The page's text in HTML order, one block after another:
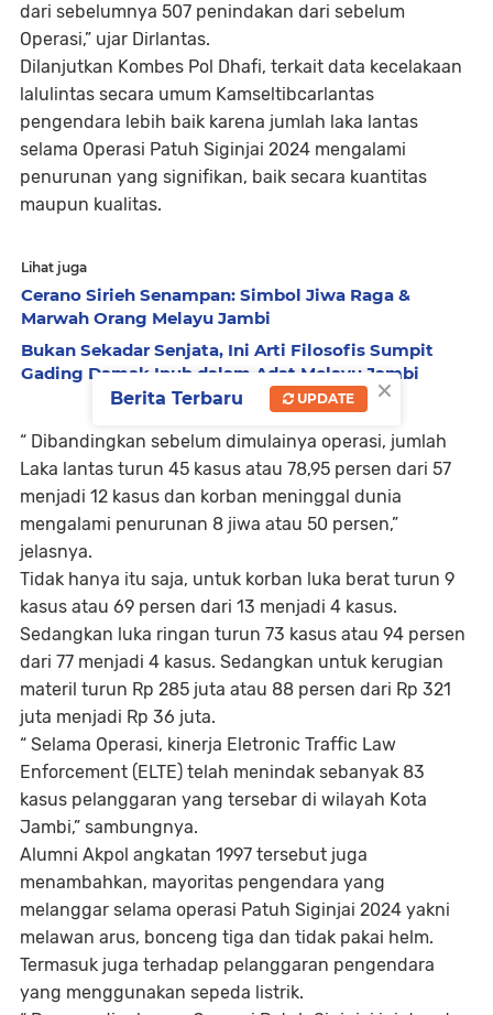
dari sebelumnya 507 penindakan dari sebelum
Operasi,” ujar Dirlantas.
Dilanjutkan Kombes Pol Dhafi, terkait data kecelakaan
lalulintas secara umum Kamseltibcarlantas
pengendara lebih baik karena jumlah laka lantas
selama Operasi Patuh Siginjai 2024 mengalami
penurunan yang signifikan, baik secara kuantitas
maupun kualitas.
Lihat juga
Cerano Sirieh Senampan: Simbol Jiwa Raga &
Marwah Orang Melayu Jambi
Bukan Sekadar Senjata, Ini Arti Filosofis Sumpit
Gading Damak Ipuh dalam Adat Melayu Jambi
“ Dibandingkan sebelum dimulainya operasi, jumlah
Laka lantas turun 45 kasus atau 78,95 persen dari 57
menjadi 12 kasus dan korban meninggal dunia
mengalami penurunan 8 jiwa atau 50 persen,”
jelasnya.
Tidak hanya itu saja, untuk korban luka berat turun 9
kasus atau 69 persen dari 13 menjadi 4 kasus.
Sedangkan luka ringan turun 73 kasus atau 94 persen
dari 77 menjadi 4 kasus. Sedangkan untuk kerugian
materil turun Rp 285 juta atau 88 persen dari Rp 321
juta menjadi Rp 36 juta.
“ Selama Operasi, kinerja Eletronic Traffic Law
Enforcement (ELTE) telah menindak sebanyak 83
kasus pelanggaran yang tersebar di wilayah Kota
Jambi,” sambungnya.
Alumni Akpol angkatan 1997 tersebut juga
menambahkan, mayoritas pengendara yang
melanggar selama operasi Patuh Siginjai 2024 yakni
melawan arus, bonceng tiga dan tidak pakai helm.
Termasuk juga terhadap pelanggaran pengendara
yang menggunakan sepeda listrik.
×
Berita Terbaru UPDATE